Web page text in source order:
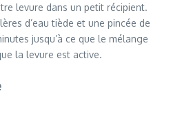
levure dans un petit récipient.
d’eau tiède et une pincée de
jusqu’à ce que le mélange
la levure est active.